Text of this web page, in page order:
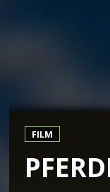
FILM